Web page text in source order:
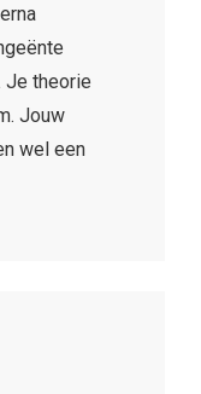
Je theorie
Jouw
wel een